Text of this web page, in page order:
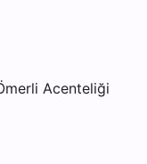
Acenteliği